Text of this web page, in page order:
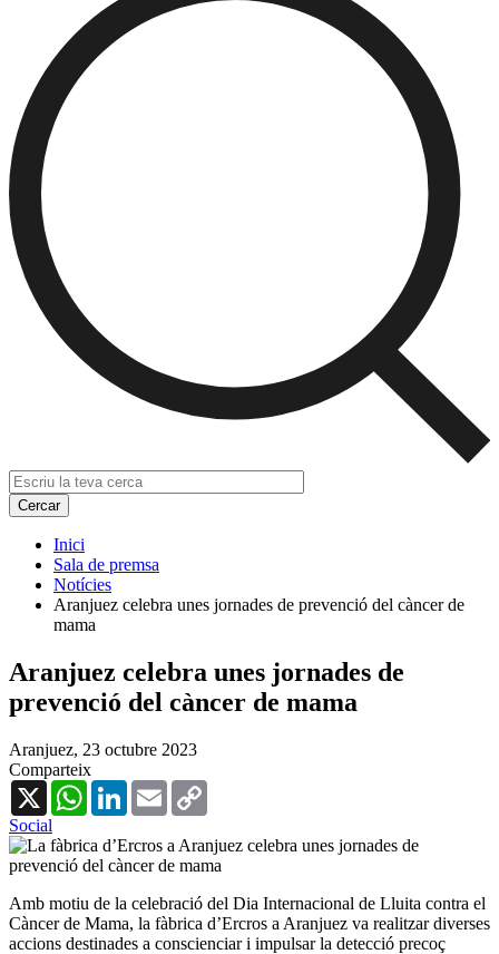
Inici
Sala de premsa
Notícies
Aranjuez celebra unes jornades de prevenció del càncer de
mama
Aranjuez celebra unes jornades de
prevenció del càncer de mama
Aranjuez, 23 octubre 2023
Comparteix
X
WhatsAppLinkedInEmail
Social
Amb motiu de la celebració del Dia Internacional de Lluita contra el
Càncer de Mama, la fàbrica d’Ercros a Aranjuez va realitzar diverses
accions destinades a conscienciar i impulsar la detecció precoç